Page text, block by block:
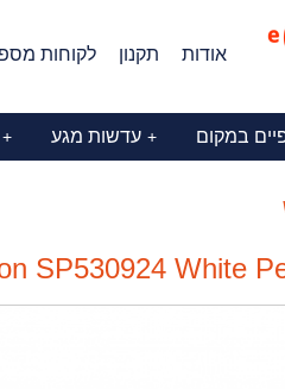
אודות תקנון לקוחות
במקום עדשות מגע +
+
SP530924 White